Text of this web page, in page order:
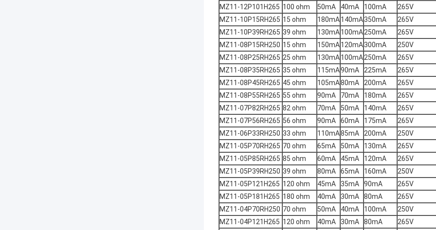
MZ11-12P101H265 100 ohm 50mA 40mA 100mA 265V
MZ11-10P15RH265 15 ohm 180mA140mA350mA 265V
MZ11-10P39RH265 39 ohm 130mA100mA250mA 265V
MZ11-08P15RH250 15 ohm 150mA120mA300mA 250V
MZ11-08P25RH265 25 ohm 130mA100mA250mA 265V
MZ11-08P35RH265 35 ohm 115mA90mA 225mA 265V
MZ11-08P45RH265 45 ohm 105mA80mA 200mA 265V
MZ11-08P55RH265 55 ohm 90mA 70mA 180mA 265V
MZ11-07P82RH265 82 ohm 70mA 50mA 140mA 265V
MZ11-07P56RH265 56 ohm 90mA 60mA 175mA 265V
MZ11-06P33RH250 33 ohm 110mA85mA 200mA 250V
MZ11-05P70RH265 70 ohm 65mA 50mA 130mA 265V
MZ11-05P85RH265 85 ohm 60mA 45mA 120mA 265V
MZ11-05P39RH250 39 ohm 80mA 65mA 160mA 250V
MZ11-05P121H265 120 ohm 45mA 35mA 90mA 265V
MZ11-05P181H265 180 ohm 40mA 30mA 80mA 265V
MZ11-04P70RH250 70 ohm 50mA 40mA 100mA 250V
MZ11-04P121H265 120 ohm 40mA 30mA 80mA 265V